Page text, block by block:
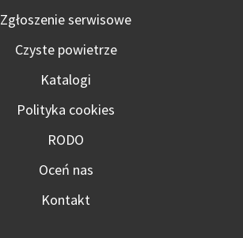
Zgłoszenie serwisowe
Czyste powietrze
Katalogi
Polityka cookies
RODO
Oceń nas
Kontakt